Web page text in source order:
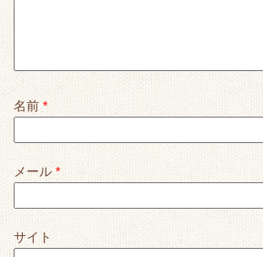
名前 *
メール *
サイト